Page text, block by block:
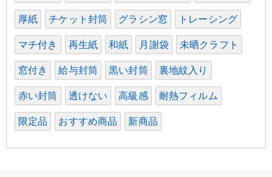
厚紙 チケット封筒 グラシン窓 トレーシング
マチ付き 再生紙 和紙 月謝袋 未晒クラフト
窓付き 給与封筒 黒い封筒 裏地紋入り
赤い封筒 透けない 高級感 耐熱フィルム
限定品 おすすめ商品 新商品